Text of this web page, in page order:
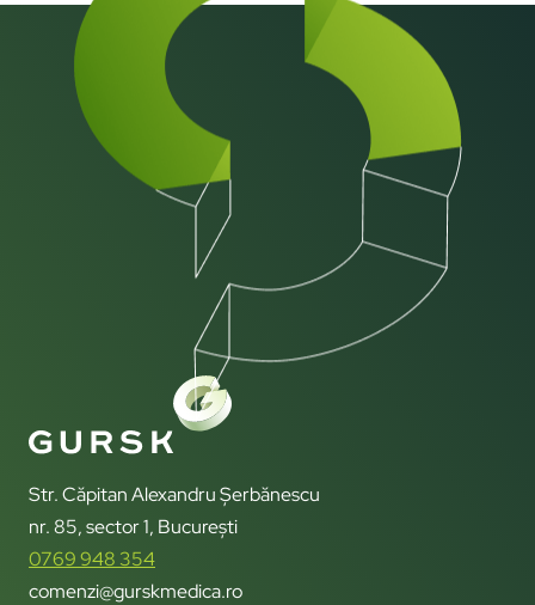
Str. Căpitan Alexandru Șerbănescu
nr. 85, sector 1, București
0769 948 354
comenzi@gurskmedica.ro